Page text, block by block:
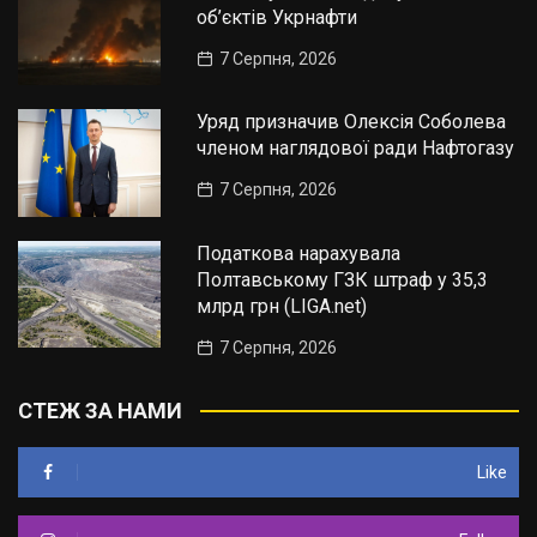
об’єктів Укрнафти
7 Серпня, 2026
Уряд призначив Олексія Соболева
членом наглядової ради Нафтогазу
7 Серпня, 2026
Податкова нарахувала
Полтавському ГЗК штраф у 35,3
млрд грн (LIGA.net)
7 Серпня, 2026
СТЕЖ ЗА НАМИ
Like